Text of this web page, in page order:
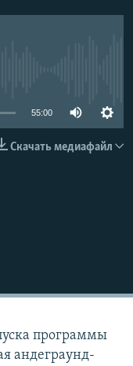
55:00
Скачать медиафайл
программы
андеграунд-